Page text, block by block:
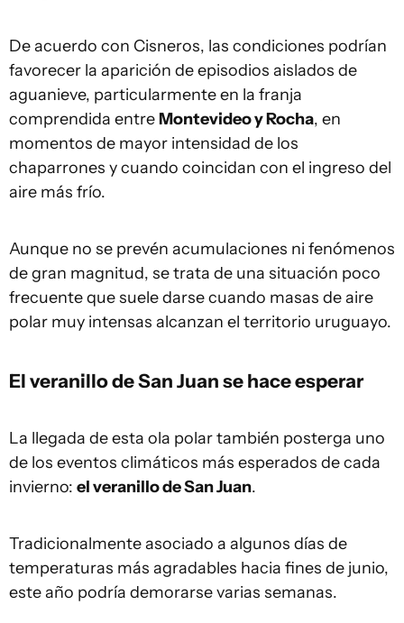
De acuerdo con Cisneros, las condiciones podrían
favorecer la aparición de episodios aislados de
aguanieve, particularmente en la franja
comprendida entre Montevideo y Rocha, en
momentos de mayor intensidad de los
chaparrones y cuando coincidan con el ingreso del
aire más frío.
Aunque no se prevén acumulaciones ni fenómenos
de gran magnitud, se trata de una situación poco
frecuente que suele darse cuando masas de aire
polar muy intensas alcanzan el territorio uruguayo.
El veranillo de San Juan se hace esperar
La llegada de esta ola polar también posterga uno
de los eventos climáticos más esperados de cada
invierno: el veranillo de San Juan.
Tradicionalmente asociado a algunos días de
temperaturas más agradables hacia fines de junio,
este año podría demorarse varias semanas.